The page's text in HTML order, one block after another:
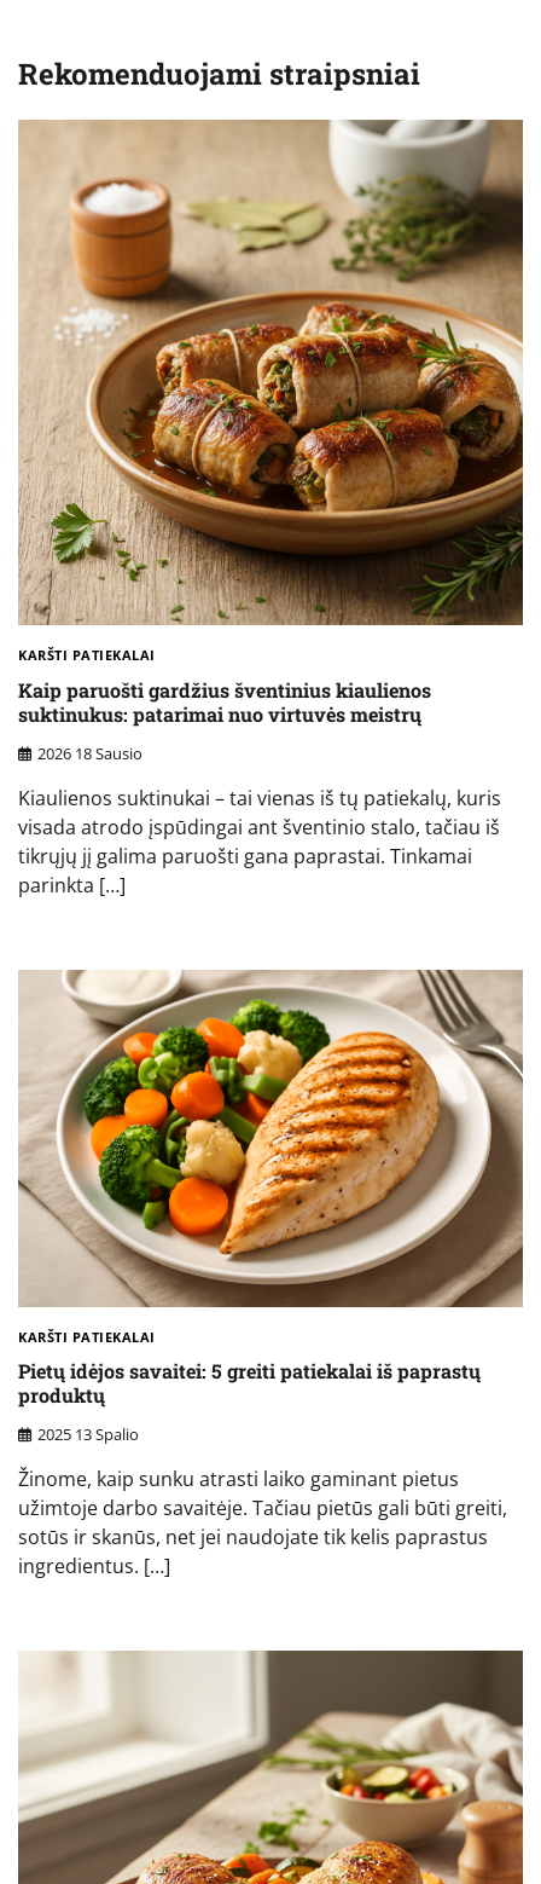
Rekomenduojami straipsniai
KARŠTI PATIEKALAI
Kaip paruošti gardžius šventinius kiaulienos
suktinukus: patarimai nuo virtuvės meistrų
2026 18 Sausio
Kiaulienos suktinukai – tai vienas iš tų patiekalų, kuris
visada atrodo įspūdingai ant šventinio stalo, tačiau iš
tikrųjų jį galima paruošti gana paprastai. Tinkamai
parinkta […]
KARŠTI PATIEKALAI
Pietų idėjos savaitei: 5 greiti patiekalai iš paprastų
produktų
2025 13 Spalio
Žinome, kaip sunku atrasti laiko gaminant pietus
užimtoje darbo savaitėje. Tačiau pietūs gali būti greiti,
sotūs ir skanūs, net jei naudojate tik kelis paprastus
ingredientus. […]